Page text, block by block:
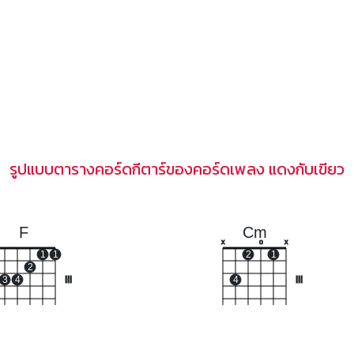
รูปแบบตารางคอร์ดกีตาร์ของคอร์ดเพลง แดงกับเขียว
F
3 4
2
1 1
Cm
x
4
2
o
1
x